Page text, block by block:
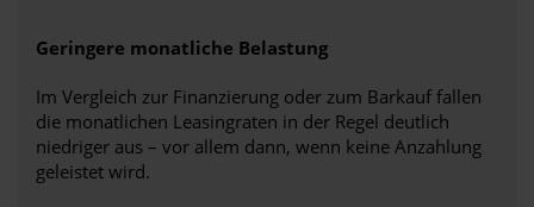
Geringere monatliche Belastung
Im Vergleich zur Finanzierung oder zum Barkauf fallen
die monatlichen Leasingraten in der Regel deutlich
niedriger aus – vor allem dann, wenn keine Anzahlung
geleistet wird.